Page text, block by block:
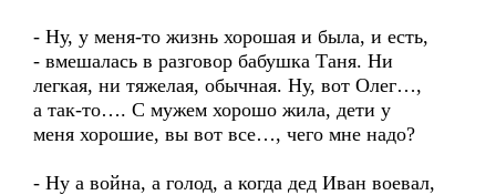
- Ну, у меня-то жизнь хорошая и была, и есть,
- вмешалась в разговор бабушка Таня. Ни
легкая, ни тяжелая, обычная. Ну, вот Олег…,
а так-то…. С мужем хорошо жила, дети у
меня хорошие, вы вот все…, чего мне надо?
- Ну а война, а голод, а когда дед Иван воевал,